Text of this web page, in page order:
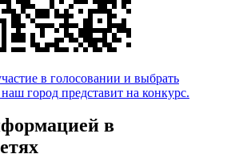
в голосовании и выбрать
город представит на конкурс.
в